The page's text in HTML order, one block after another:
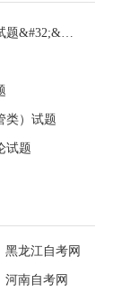
全国2024年4月自学考试经济法概论（财经类）试题&#32;&#32;
类）试题
试题
黑龙江自考网
河南自考网